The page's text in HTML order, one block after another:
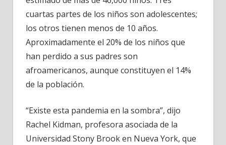
cuartas partes de los niños son adolescentes;
los otros tienen menos de 10 años.
Aproximadamente el 20% de los niños que
han perdido a sus padres son
afroamericanos, aunque constituyen el 14%
de la población.
“Existe esta pandemia en la sombra”, dijo
Rachel Kidman, profesora asociada de la
Universidad Stony Brook en Nueva York, que